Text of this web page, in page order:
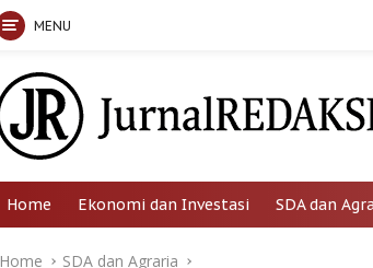
MENU
Home Ekonomi dan Investasi SDA dan
Home SDA dan Agraria